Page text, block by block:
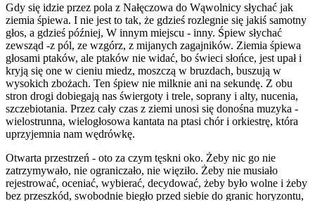
Gdy się idzie przez pola z Nałęczowa do Wąwolnicy słychać jak
ziemia śpiewa. I nie jest to tak, że gdzieś rozlegnie się jakiś samotny
głos, a gdzieś później, W innym miejscu - inny. Śpiew słychać
zewsząd -z pól, ze wzgórz, z mijanych zagajników. Ziemia śpiewa
głosami ptaków, ale ptaków nie widać, bo świeci słońce, jest upał i
kryją się one w cieniu miedz, moszczą w bruzdach, buszują w
wysokich zbożach. Ten śpiew nie milknie ani na sekundę. Z obu
stron drogi dobiegają nas świergoty i trele, soprany i alty, nucenia,
szczebiotania. Przez cały czas z ziemi unosi się donośna muzyka -
wielostrunna, wielogłosowa kantata na ptasi chór i orkiestrę, która
uprzyjemnia nam wędrówkę.
Otwarta przestrzeń - oto za czym tęskni oko. Żeby nic go nie
zatrzymywało, nie ograniczało, nie więziło. Żeby nie musiało
rejestrować, oceniać, wybierać, decydować, żeby było wolne i żeby
bez przeszkód, swobodnie biegło przed siebie do granic horyzontu,